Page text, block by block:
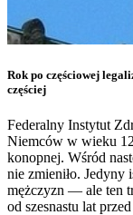
Rok po częściowej
częściej
Federalny Instytut
Niemców w wieku
konopnej. Wśród
nie zmieniło. Jedyny
mężczyzn — ale ten
od szesnastu lat